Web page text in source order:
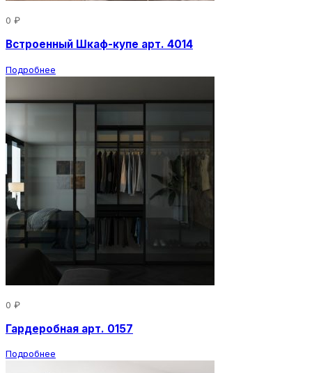
0 ₽
Встроенный Шкаф-купе арт. 4014
Подробнее
0 ₽
Гардеробная арт. 0157
Подробнее